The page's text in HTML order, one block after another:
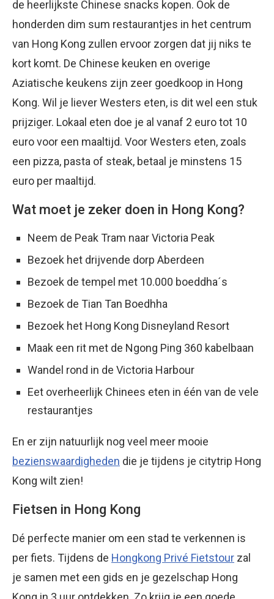
de heerlijkste Chinese snacks kopen. Ook de
honderden dim sum restaurantjes in het centrum
van Hong Kong zullen ervoor zorgen dat jij niks te
kort komt. De Chinese keuken en overige
Aziatische keukens zijn zeer goedkoop in Hong
Kong. Wil je liever Westers eten, is dit wel een stuk
prijziger. Lokaal eten doe je al vanaf 2 euro tot 10
euro voor een maaltijd. Voor Westers eten, zoals
een pizza, pasta of steak, betaal je minstens 15
euro per maaltijd.
Wat moet je zeker doen in Hong Kong?
Neem de Peak Tram naar Victoria Peak
Bezoek het drijvende dorp Aberdeen
Bezoek de tempel met 10.000 boeddha´s
Bezoek de Tian Tan Boedhha
Bezoek het Hong Kong Disneyland Resort
Maak een rit met de Ngong Ping 360 kabelbaan
Wandel rond in de Victoria Harbour
Eet overheerlijk Chinees eten in één van de vele
restaurantjes
En er zijn natuurlijk nog veel meer mooie
bezienswaardigheden die je tijdens je citytrip Hong
Kong wilt zien!
Fietsen in Hong Kong
Dé perfecte manier om een stad te verkennen is
per fiets. Tijdens de Hongkong Privé Fietstour zal
je samen met een gids en je gezelschap Hong